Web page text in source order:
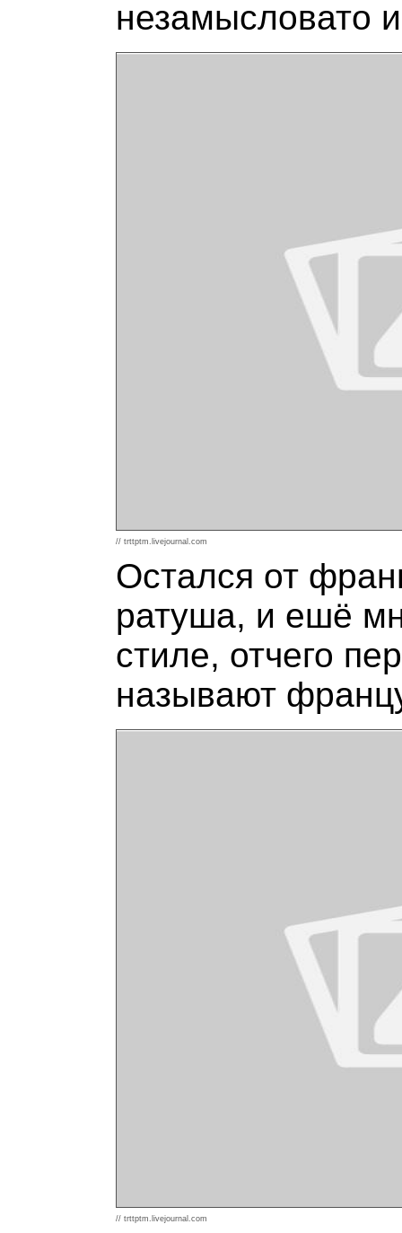
незамысловато
// trttptm.livejournal.com
Остался от
ратуша, и ешё
стиле, отчего
называют
// trttptm.livejournal.com